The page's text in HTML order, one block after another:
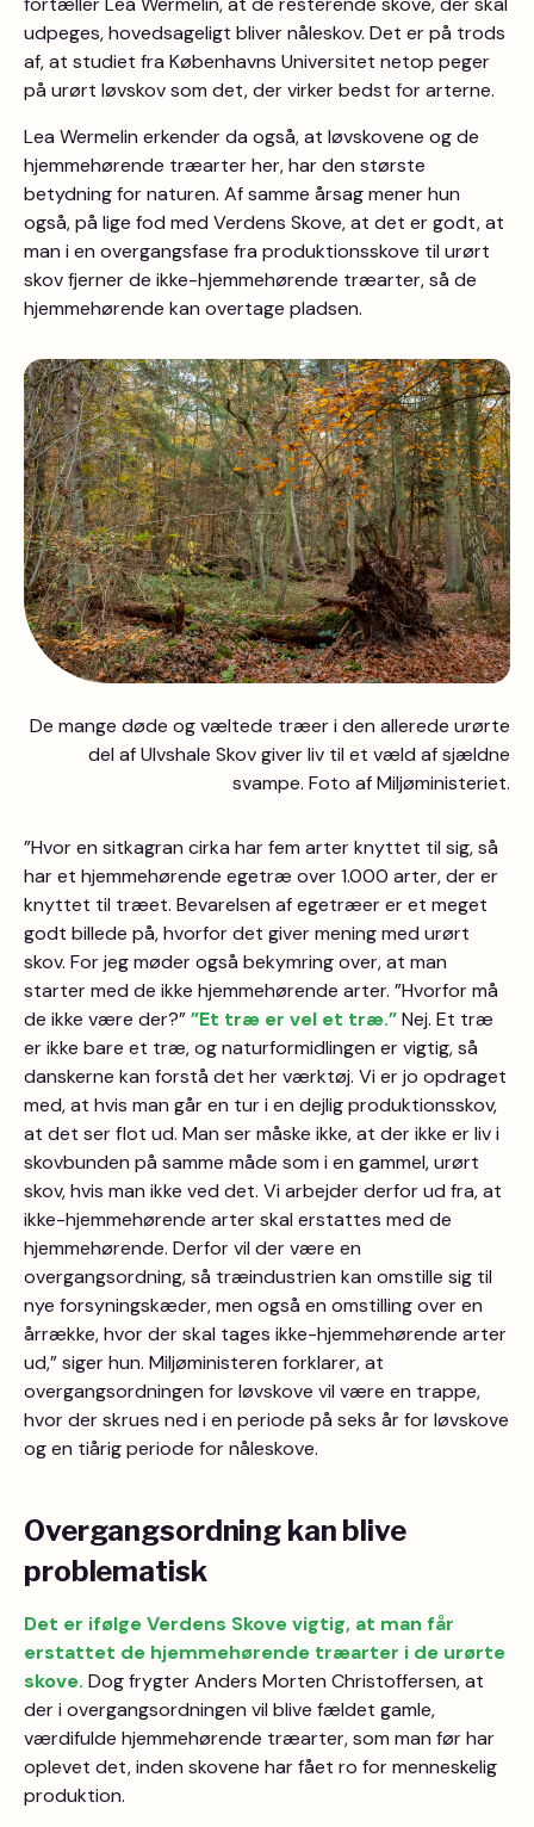
udpeges, hovedsageligt bliver nåleskov. Det er på trods
af, at studiet fra Københavns Universitet netop peger
på urørt løvskov som det, der virker bedst for arterne.
Lea Wermelin erkender da også, at løvskovene og de
hjemmehørende træarter her, har den største
betydning for naturen. Af samme årsag mener hun
også, på lige fod med Verdens Skove, at det er godt, at
man i en overgangsfase fra produktionsskove til urørt
skov fjerner de ikke-hjemmehørende træarter, så de
hjemmehørende kan overtage pladsen.
De mange døde og væltede træer i den allerede urørte
del af Ulvshale Skov giver liv til et væld af sjældne
svampe. Foto af Miljøministeriet.
”Hvor en sitkagran cirka har fem arter knyttet til sig, så
har et hjemmehørende egetræ over 1.000 arter, der er
knyttet til træet. Bevarelsen af egetræer er et meget
godt billede på, hvorfor det giver mening med urørt
skov. For jeg møder også bekymring over, at man
starter med de ikke hjemmehørende arter. ”Hvorfor må
de ikke være der?””Et træ er vel et træ.”Nej. Et træ
er ikke bare et træ, og naturformidlingen er vigtig, så
danskerne kan forstå det her værktøj. Vi er jo opdraget
med, at hvis man går en tur i en dejlig produktionsskov,
at det ser flot ud. Man ser måske ikke, at der ikke er liv i
skovbunden på samme måde som i en gammel, urørt
skov, hvis man ikke ved det. Vi arbejder derfor ud fra, at
ikke-hjemmehørende arter skal erstattes med de
hjemmehørende. Derfor vil der være en
overgangsordning, så træindustrien kan omstille sig til
nye forsyningskæder, men også en omstilling over en
årrække, hvor der skal tages ikke-hjemmehørende arter
ud,” siger hun. Miljøministeren forklarer, at
overgangsordningen for løvskove vil være en trappe,
hvor der skrues ned i en periode på seks år for løvskove
og en tiårig periode for nåleskove.
Overgangsordning kan blive
problematisk
Det er ifølge Verdens Skove vigtig, at man får
erstattet de hjemmehørende træarter i de urørte
skove. Dog frygter Anders Morten Christoffersen, at
der i overgangsordningen vil blive fældet gamle,
værdifulde hjemmehørende træarter, som man før har
oplevet det, inden skovene har fået ro for menneskelig
produktion.